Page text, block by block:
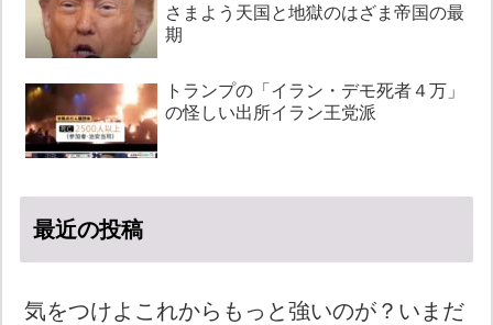
さまよう天国と地獄のはざま帝国の最
期
トランプの「イラン・デモ死者４万」
の怪しい出所イラン王党派
最近の投稿
気をつけよこれからもっと強いのが？いまだ